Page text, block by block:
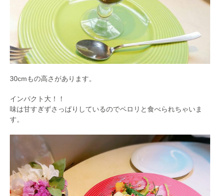
30cmもの高さがあります。
インパクト大！！
味は甘すぎずさっぱりしているのでペロリと食べられちゃいま
す。